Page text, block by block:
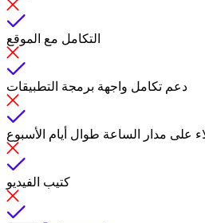
التكامل مع الموقع
دعم تكامل واجهة برمجة التطبيقات
على مدار الساعة طوال أيام الأسبوع
كتيب الفيديو